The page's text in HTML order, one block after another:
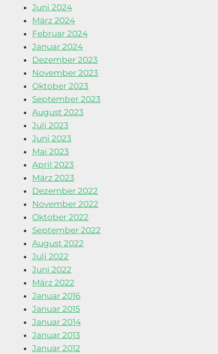
Juni 2024
März 2024
Februar 2024
Januar 2024
Dezember 2023
November 2023
Oktober 2023
September 2023
August 2023
Juli 2023
Juni 2023
Mai 2023
April 2023
März 2023
Dezember 2022
November 2022
Oktober 2022
September 2022
August 2022
Juli 2022
Juni 2022
März 2022
Januar 2016
Januar 2015
Januar 2014
Januar 2013
Januar 2012